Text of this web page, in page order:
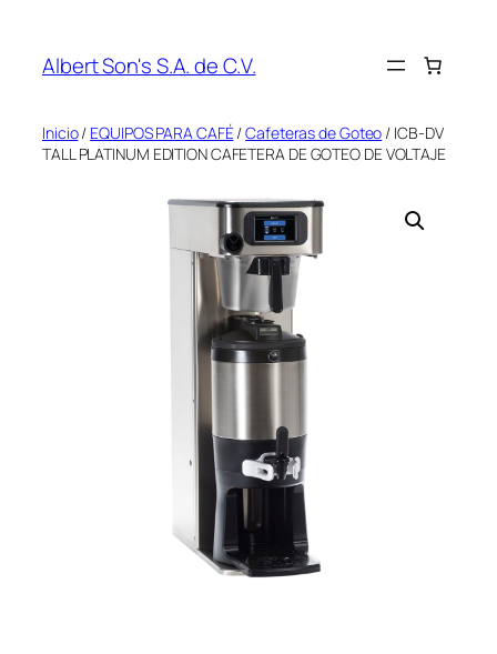
contenido
Albert Son's S.A. de C.V.
Inicio/ EQUIPOS PARA CAFÉ/Cafeteras de Goteo / ICB-DV
TALL PLATINUM EDITION CAFETERA DE GOTEO DE VOLTAJE